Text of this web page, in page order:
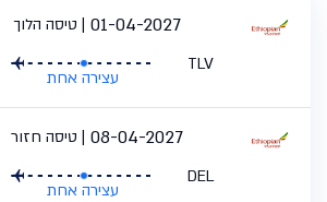
טיסה הלוך 01-04-2027
TLV
עצירה אחת
טיסה חזור 08-04-2027
DEL
עצירה אחת